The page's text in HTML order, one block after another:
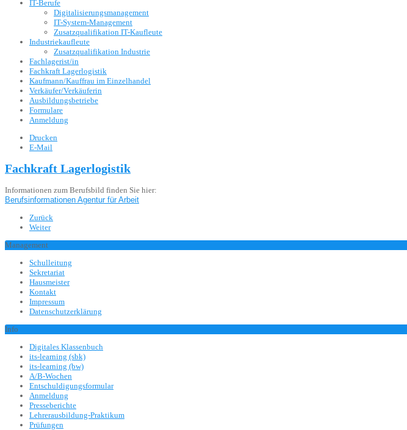
IT-Berufe
Digitalisierungsmanagement
IT-System-Management
Zusatzqualifikation IT-Kaufleute
Industriekaufleute
Zusatzqualifikation Industrie
Fachlagerist/in
Fachkraft Lagerlogistik
Kaufmann/Kauffrau im Einzelhandel
Verkäufer/Verkäuferin
Ausbildungsbetriebe
Formulare
Anmeldung
Drucken
E-Mail
Fachkraft Lagerlogistik
Informationen zum Berufsbild finden Sie hier:
Berufsinformationen Agentur für Arbeit
Zurück
Weiter
Management
Schulleitung
Sekretariat
Hausmeister
Kontakt
Impressum
Datenschutzerklärung
Info
Digitales Klassenbuch
its-learning (sbk)
its-learning (bw)
A/B-Wochen
Entschuldigungsformular
Anmeldung
Presseberichte
Lehrerausbildung-Praktikum
Prüfungen